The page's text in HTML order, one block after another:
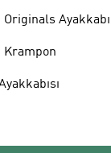
Originals Ayakkabı
Krampon